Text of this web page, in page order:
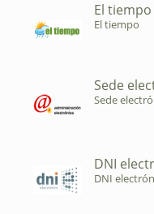
El tiempo
El tiempo
Sede
Sede
DNI
DNI